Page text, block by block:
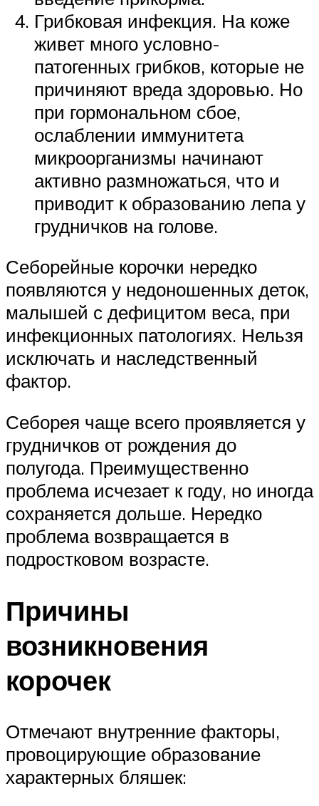
Грибковая инфекция. На коже
живет много условно-
патогенных грибков, которые не
причиняют вреда здоровью. Но
при гормональном сбое,
ослаблении иммунитета
микроорганизмы начинают
активно размножаться, что и
приводит к образованию лепа у
грудничков на голове.
Себорейные корочки нередко
появляются у недоношенных деток,
малышей с дефицитом веса, при
инфекционных патологиях. Нельзя
исключать и наследственный
фактор.
Себорея чаще всего проявляется у
грудничков от рождения до
полугода. Преимущественно
проблема исчезает к году, но иногда
сохраняется дольше. Нередко
проблема возвращается в
подростковом возрасте.
Причины
возникновения
корочек
Отмечают внутренние факторы,
провоцирующие образование
характерных бляшек: